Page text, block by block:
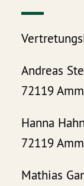
Andreas
72119
Hanna Hahn
72119
Mathias